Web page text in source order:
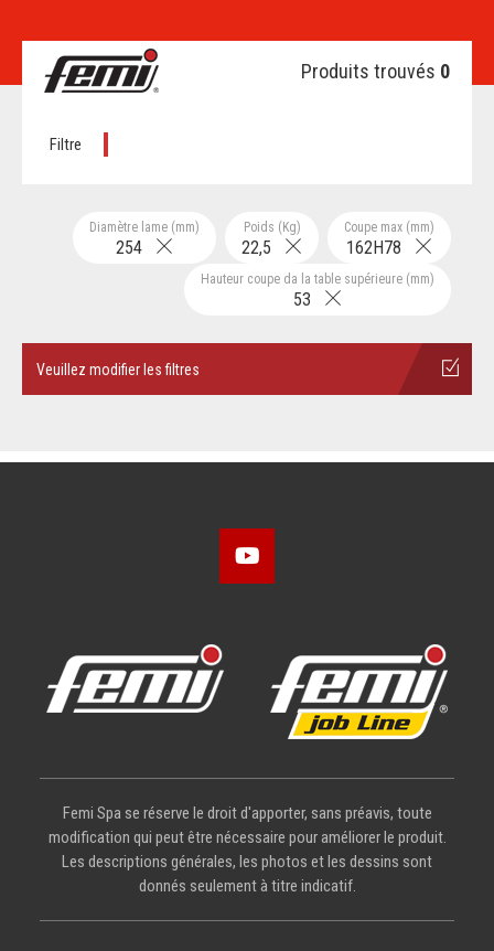
Produits trouvés 0
Filtre
Coupe max (mm)
162H78
Poids (Kg)
22,5
Diamètre lame (mm)
254
Hauteur coupe da la table supérieure (mm)
53
Veuillez modifier les filtres
Femi Spa se réserve le droit d'apporter, sans préavis, toute
modification qui peut être nécessaire pour améliorer le produit.
Les descriptions générales, les photos et les dessins sont
donnés seulement à titre indicatif.